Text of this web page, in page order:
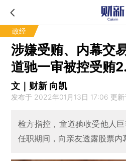
政经
涉嫌受贿、内幕交
道驰一审被控受贿
文｜财新 向凯
发布于 2022年01月13日 17:06 更
检方指控，童道驰收受他人
任职期间，向亲友透露股票内